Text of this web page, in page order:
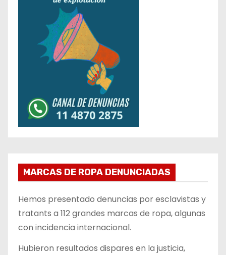
MARCAS DE ROPA DENUNCIADAS
Hemos presentado denuncias por esclavistas y
tratants a 112 grandes marcas de ropa, algunas
con incidencia internacional.
Hubieron resultados dispares en la justicia,